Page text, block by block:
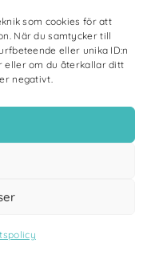
som cookies för att
När du samtycker till
eller unika ID:n
eller om du återkallar ditt
negativt.
|Integritetspolicy|
CoreIT, Örnsköldsvik